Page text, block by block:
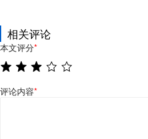
相关评论
本文评分*
评论内容*